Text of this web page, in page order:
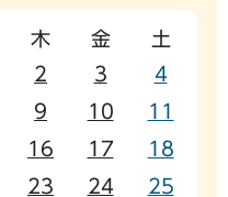
木 金
土
2 3
4
9 10
11
16 17
18
23 24
25